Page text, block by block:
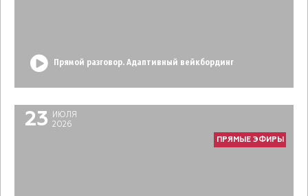
Прямой разговор. Адаптивный вейкбординг
23
ИЮЛЯ
2026
ПРЯМЫЕ ЭФИРЫ